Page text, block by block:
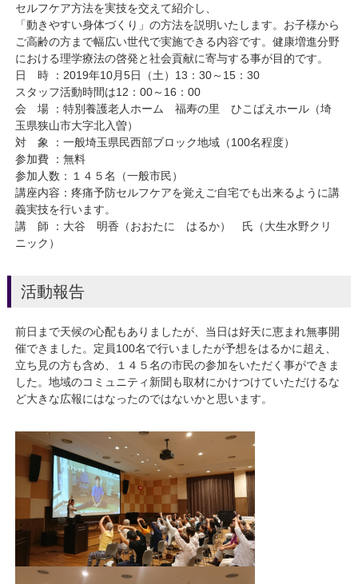
セルフケア方法を実技を交えて紹介し、
「動きやすい身体づくり」の方法を説明いたします。お子様から
ご高齢の方まで幅広い世代で実施できる内容です。健康増進分野
における理学療法の啓発と社会貢献に寄与する事が目的です。
日 時 ：2019年10月5日（土）13：30～15：30
スタッフ活動時間は12：00～16：00
会 場 ：特別養護老人ホーム 福寿の里 ひこばえホール（埼
玉県狭山市大字北入曽）
対 象 ：一般埼玉県民西部ブロック地域（100名程度）
参加費 ：無料
参加人数：１４５名（一般市民）
講座内容：疼痛予防セルフケアを覚えご自宅でも出来るように講
義実技を行います。
講 師 ：大谷 明香（おおたに はるか） 氏（大生水野クリ
ニック）
活動報告
前日まで天候の心配もありましたが、当日は好天に恵まれ無事開
催できました。定員100名で行いましたが予想をはるかに超え、
立ち見の方も含め、１４５名の市民の参加をいただく事ができま
した。地域のコミュニティ新聞も取材にかけつけていただけるな
ど大きな広報にはなったのではないかと思います。